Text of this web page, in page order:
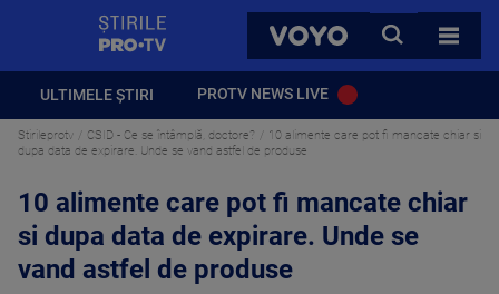
VOYO
CAUTA
TOATE
ULTIMELE ȘTIRI PROTV NEWS LIVE
Stirileprotv CSID - Ce se întâmplă, doctore?
10 alimente care pot fi mancate chiar si
dupa data de expirare. Unde se vand astfel de produse
10 alimente care pot fi mancate chiar
si dupa data de expirare. Unde se
vand astfel de produse